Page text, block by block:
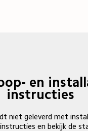
en
instructies
niet geleverd met
en bekijk de